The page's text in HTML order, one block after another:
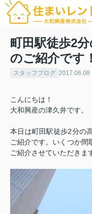
町田駅徒歩2
のご紹介です！
スタッフブログ 2017.06.08
こんにちは！
大和興産の津久井です。
本日は町田駅徒歩2分の
ご紹介です。いくつか間
ご紹介させていただきま